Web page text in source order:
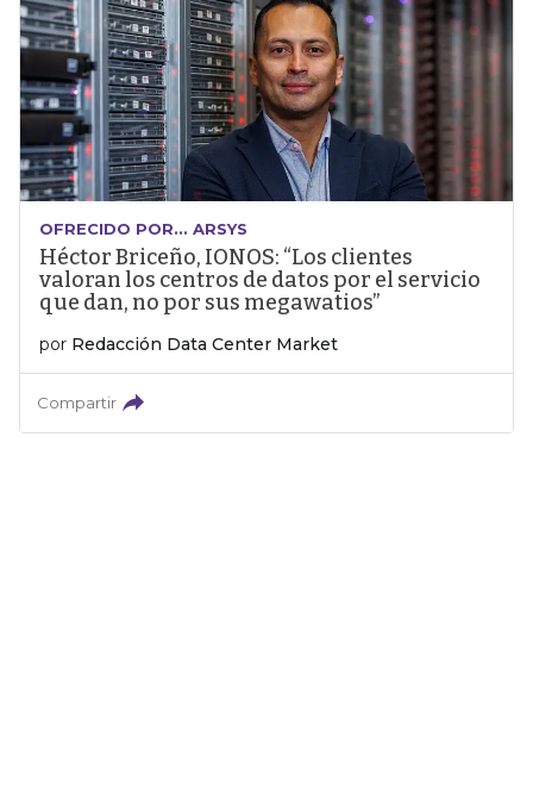
OFRECIDO POR... ARSYS
Héctor Briceño, IONOS: “Los clientes
valoran los centros de datos por el servicio
que dan, no por sus megawatios”
por Redacción Data Center Market
Compartir